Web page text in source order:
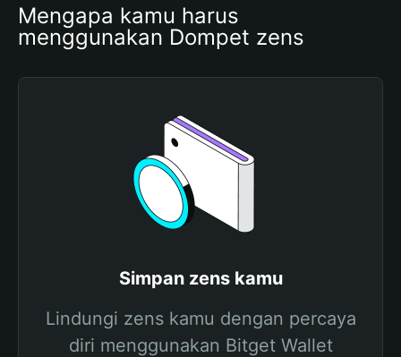
Mengapa kamu harus
menggunakan Dompet zens
Simpan zens kamu
Lindungi zens kamu dengan percaya
diri menggunakan Bitget Wallet